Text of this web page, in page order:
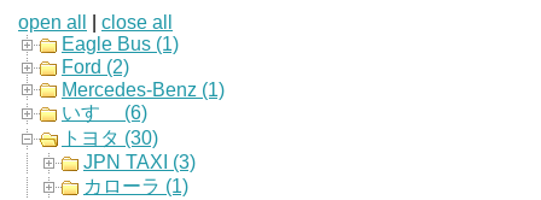
open all
close all
Eagle Bus (1)
Ford (2)
Mercedes-Benz (1)
いすゞ (6)
トヨタ (30)
JPN TAXI (3)
カローラ (1)